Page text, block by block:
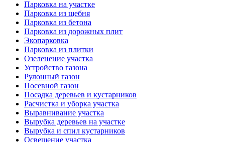
Парковка на участке
Парковка из щебня
Парковка из бетона
Парковка из дорожных плит
Экопарковка
Парковка из плитки
Озеленение участка
Устройство газона
Рулонный газон
Посевной газон
Посадка деревьев и кустарников
Расчистка и уборка участка
Выравнивание участка
Вырубка деревьев на участке
Вырубка и спил кустарников
Освещение участка